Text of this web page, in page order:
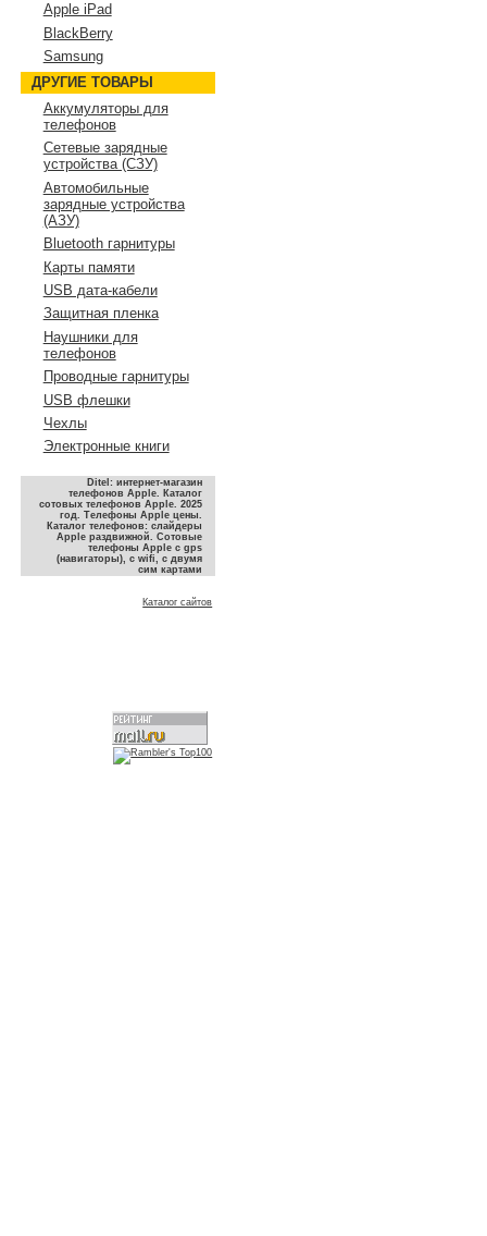
Apple iPad
BlackBerry
Samsung
ДРУГИЕ ТОВАРЫ
Аккумуляторы для
телефонов
Сетевые зарядные
устройства (СЗУ)
Автомобильные
зарядные устройства
(АЗУ)
Bluetooth гарнитуры
Карты памяти
USB дата-кабели
Защитная пленка
Наушники для
телефонов
Проводные гарнитуры
USB флешки
Чехлы
Электронные книги
Ditel: интернет-магазин
телефонов Apple. Каталог
сотовых телефонов Apple. 2025
год. Телефоны Apple цены.
Каталог телефонов: слайдеры
Apple раздвижной. Сотовые
телефоны Apple с gps
(навигаторы), с wifi, с двумя
сим картами
Каталог сайтов